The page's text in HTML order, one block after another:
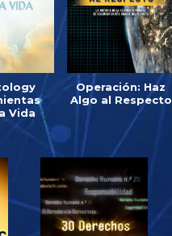
Vida
Operación: Haz
Algo al Respecto